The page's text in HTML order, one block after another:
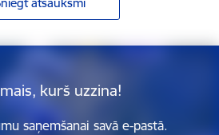
atsauksmi
kurš uzzina!
saņemšanai savā e-pastā.